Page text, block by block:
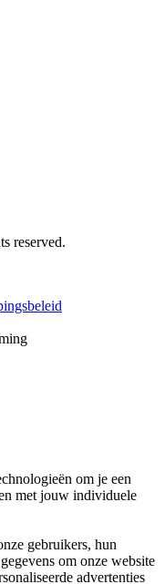
reserved.
om je een
met jouw individuele
gebruikers, hun
om onze website
advertenties